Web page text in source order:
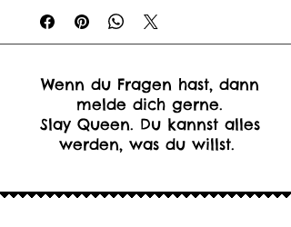
Wenn du Fragen hast, dann
melde dich gerne.
Slay Queen. Du kannst alles
werden, was du willst.